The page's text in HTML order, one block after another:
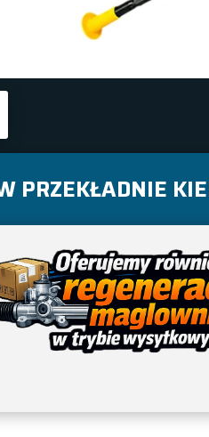
PRZEKŁADNIE